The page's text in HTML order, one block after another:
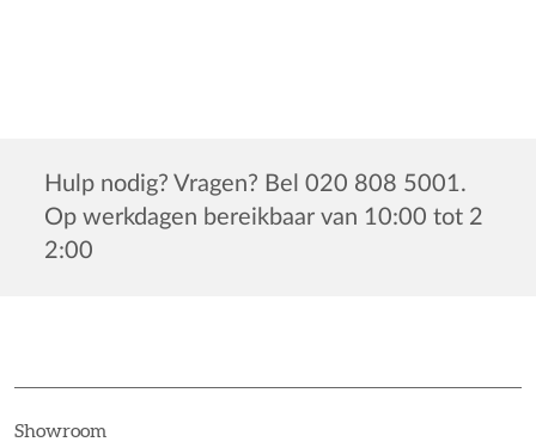
Hulp nodig? Vragen? Bel 020 808 5001.
Op werkdagen bereikbaar van 10:00 tot 2
2:00
Showroom